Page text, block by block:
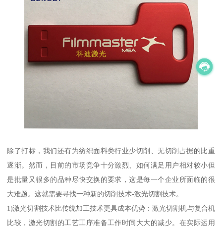
除了打标，我们还有为纺织面料类行业少切削、无切削占据的比重
逐渐。然而，目前的市场竞争十分激烈、如何满足用户相对较小但
是批量又很多的品种尽快交换的要求，这是每一个企业所面临的很
大难题。这就需要寻找一种新的切削技术-激光切割技术。
1)激光切割技术比传统加工技术更具成本优势：激光切割机与复合机
比较，激光切割的工艺工序准备工作时间大大的减少。在实际运用